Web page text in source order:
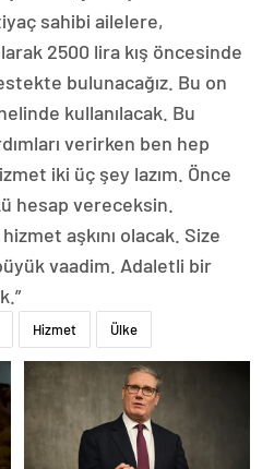
sahibi ailelere,
2500 lira kış öncesinde
bulunacağız. Bu on
kullanılacak. Bu
verirken ben hep
iki üç şey lazım. Önce
hesap vereceksin.
aşkını olacak. Size
vaadim. Adaletli bir
Hizmet Ülke